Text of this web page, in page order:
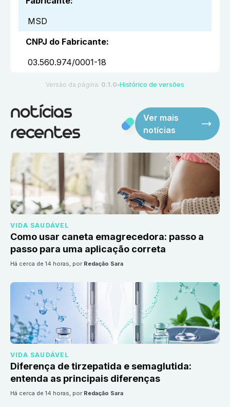
MSD
CNPJ do Fabricante:
03.560.974/0001-18
Versão da página: 0.1.0 ●Histórico de versões
notícias
recentes
Ver mais
notícias
VIDA SAUDÁVEL
Como usar caneta emagrecedora: passo a
passo para uma aplicação correta
há cerca de 14 horas, por Redação Sara
VIDA SAUDÁVEL
Diferença de tirzepatida e semaglutida:
entenda as principais diferenças
há cerca de 14 horas, por Redação Sara